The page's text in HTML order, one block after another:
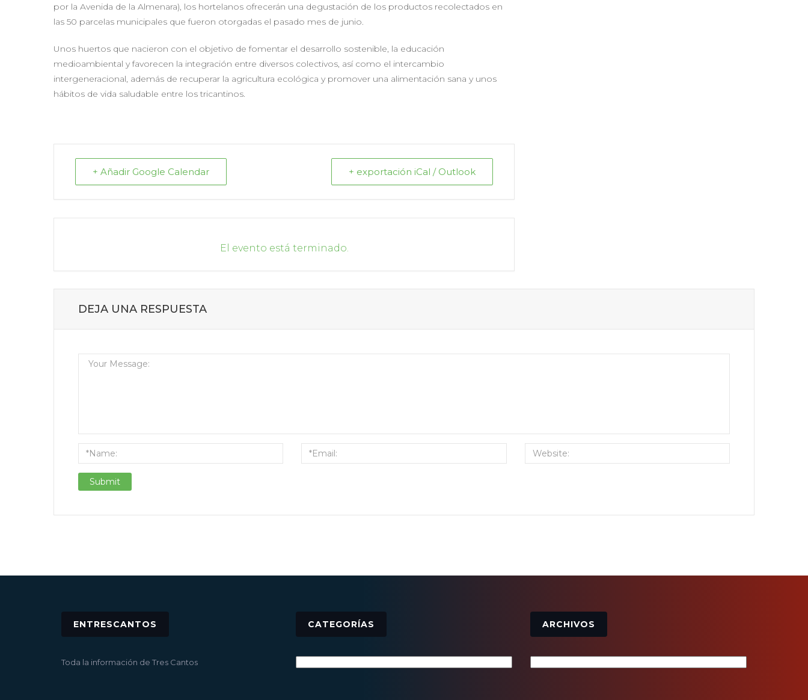
por la Avenida de la Almenara), los hortelanos ofrecerán una degustación de los productos recolectados en
las 50 parcelas municipales que fueron otorgadas el pasado mes de junio.
Unos huertos que nacieron con el objetivo de fomentar el desarrollo sostenible, la educación
medioambiental y favorecen la integración entre diversos colectivos, así como el intercambio
intergeneracional, además de recuperar la agricultura ecológica y promover una alimentación sana y unos
hábitos de vida saludable entre los tricantinos.
+ Añadir Google Calendar + exportación iCal / Outlook
El evento está terminado.
DEJA UNA RESPUESTA
ENTRESCANTOS
Toda la información de Tres Cantos
CATEGORÍAS ARCHIVOS